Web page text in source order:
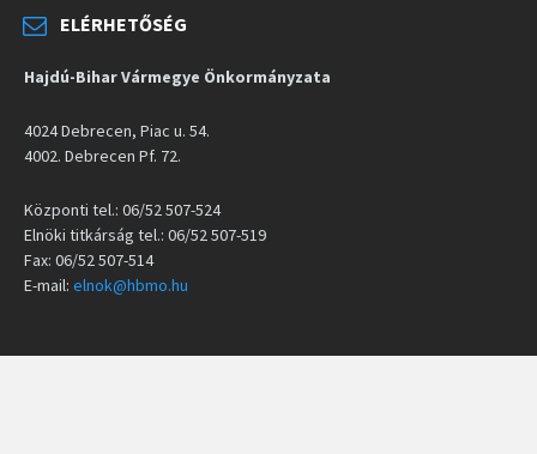
ELÉRHETŐSÉG
Hajdú-Bihar Vármegye Önkormányzata
4024 Debrecen, Piac u. 54.
4002. Debrecen Pf. 72.
Központi tel.: 06/52 507-524
Elnöki titkárság tel.: 06/52 507-519
Fax: 06/52 507-514
E-mail: elnok@hbmo.hu